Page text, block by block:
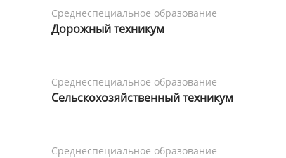
Среднеспециальное образование
Дорожный техникум
Среднеспециальное образование
Сельскохозяйственный техникум
Среднеспециальное образование